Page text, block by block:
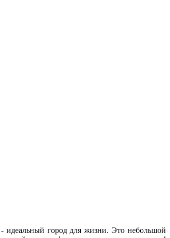
идеальный город для жизни. Это небольшой